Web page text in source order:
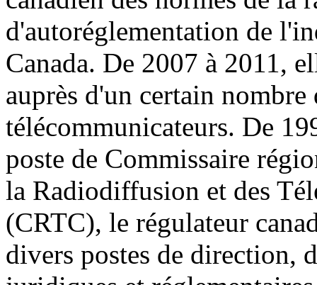
d'autoréglementation de
Canada. De 2007 à 2011,
auprès d'un certain
télécommunicateurs. De
poste de Commissaire
la Radiodiffusion et des
(CRTC), le régulateur
divers postes de direction,